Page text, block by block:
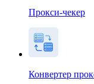
Прокси-чекер
Конвертер